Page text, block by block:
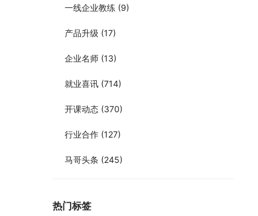
一线企业教练 (9)
产品升级 (17)
企业名师 (13)
就业喜讯 (714)
开课动态 (370)
行业合作 (127)
马哥头条 (245)
热门标签